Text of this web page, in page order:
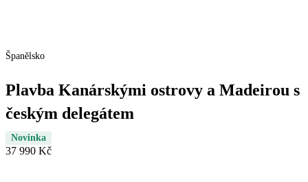
Španělsko
Plavba Kanárskými ostrovy a Madeirou s
českým delegátem
Novinka
37 990 Kč